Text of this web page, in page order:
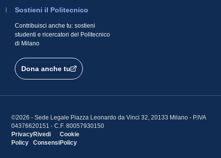
Sostieni il Politecnico
Contribuisci anche tu: sostieni
studenti e ricercatori del Politecnico
di Milano
Dona anche tu
©2026 - Sede Legale Piazza Leonardo da Vinci 32, 20133 Milano - P.IVA
04376620151 - C.F. 80057930150
Privacy
Policy
Rivedi
Consensi
Cookie
Policy